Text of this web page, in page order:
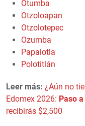
Otumba
Otzoloapan
Otzolotepec
Ozumba
Papalotla
Polotitlán
Leer más: ¿Aún no
Edomex 2026: Paso
recibirás $2,500